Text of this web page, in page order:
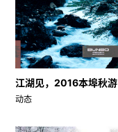
江湖见，2016本埠秋游
动态